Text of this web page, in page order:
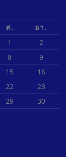
ส.
อา.
1
2
8
9
15
16
22
23
29
30